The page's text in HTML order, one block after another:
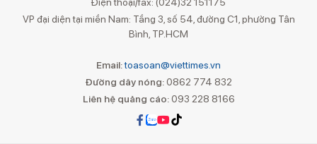
VP đại diện tại miền Nam: Tầng 3, số 54, đường C1, phường Tân
Bình, TP.HCM
Email:toasoan@viettimes.vn
Đường dây nóng: 0862 774 832
Liên hệ quảng cáo:093 228 8166